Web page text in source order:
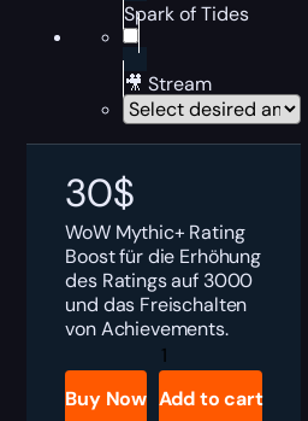
Spark of Tides
🎥 Stream
30$
WoW Mythic+ Rating
Boost für die Erhöhung
des Ratings auf 3000
und das Freischalten
von Achievements.
Mythic+
Rating
Boost
Menge
Buy Now Add to cart